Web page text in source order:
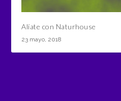
Alíate con Naturhouse
23 mayo, 2018